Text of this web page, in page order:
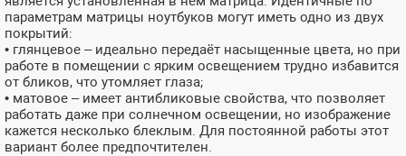
параметрам матрицы ноутбуков могут иметь одно из двух
покрытий:
• глянцевое – идеально передаёт насыщенные цвета, но при
работе в помещении с ярким освещением трудно избавится
от бликов, что утомляет глаза;
• матовое – имеет антибликовые свойства, что позволяет
работать даже при солнечном освещении, но изображение
кажется несколько блеклым. Для постоянной работы этот
вариант более предпочтителен.